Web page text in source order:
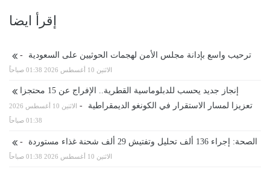
إقرأ ايضا
ترحيب واسع بإدانة مجلس الأمن لهجمات الحوثيين على السعودية -
الاثنين 10 أغسطس 2026 01:38 صباحاً
تعزيزا لمسار الاستقرار في الكونغو الديمقراطية
-
الاثنين 10 أغسطس 2026
01:38 صباحاً
الصحة: إجراء 136 ألف تحليل وتفتيش 29 ألف شحنة غذاء مستوردة -
الاثنين 10 أغسطس 2026 01:38 صباحاً